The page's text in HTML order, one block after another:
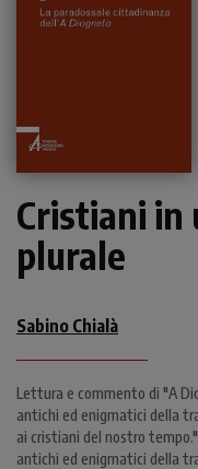
Cristiani in
plurale
Sabino Chialà
Lettura e commento di "A
antichi ed enigmatici della
ai cristiani del nostro
antichi ed enigmatici della